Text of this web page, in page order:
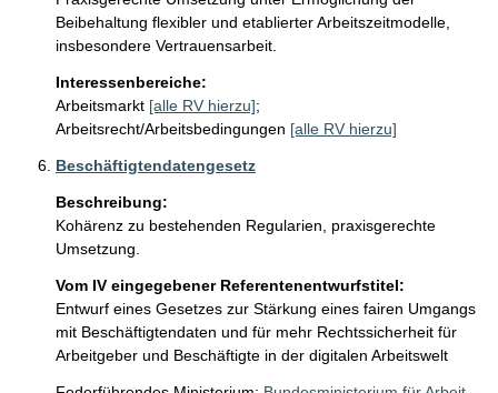
Beibehaltung flexibler und etablierter Arbeitszeitmodelle,
insbesondere Vertrauensarbeit.
Interessenbereiche:
Arbeitsmarkt [alle RV hierzu];
Arbeitsrecht/Arbeitsbedingungen [alle RV hierzu]
Beschäftigtendatengesetz
Beschreibung:
Kohärenz zu bestehenden Regularien, praxisgerechte
Umsetzung.
Vom IV eingegebener Referentenentwurfstitel:
Entwurf eines Gesetzes zur Stärkung eines fairen Umgangs
mit Beschäftigtendaten und für mehr Rechtssicherheit für
Arbeitgeber und Beschäftigte in der digitalen Arbeitswelt